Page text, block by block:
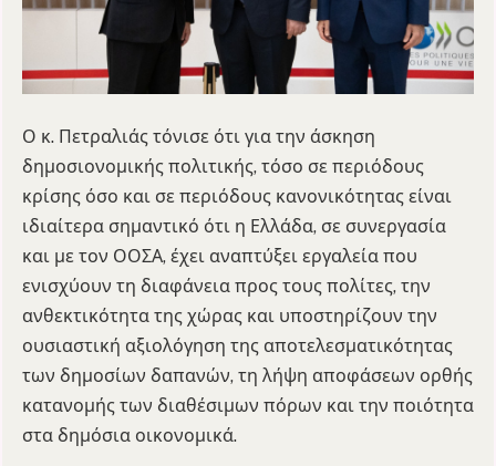
Ο κ. Πετραλιάς τόνισε ότι για την άσκηση
δημοσιονομικής πολιτικής, τόσο σε περιόδους
κρίσης όσο και σε περιόδους κανονικότητας είναι
ιδιαίτερα σημαντικό ότι η Ελλάδα, σε συνεργασία
και με τον ΟΟΣΑ, έχει αναπτύξει εργαλεία που
ενισχύουν τη διαφάνεια προς τους πολίτες, την
ανθεκτικότητα της χώρας και υποστηρίζουν την
ουσιαστική αξιολόγηση της αποτελεσματικότητας
των δημοσίων δαπανών, τη λήψη αποφάσεων ορθής
κατανομής των διαθέσιμων πόρων και την ποιότητα
στα δημόσια οικονομικά.